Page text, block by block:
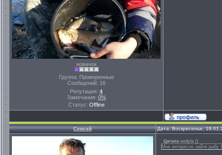
новичок
Группа: Проверенные
Сообщений: 16
Репутация: 4
Замечания: 0%
Статус: Offline
Сэнсэй Дата: Воскресенье,
Цитата sedyla ()
Мне интересно найти рыбу